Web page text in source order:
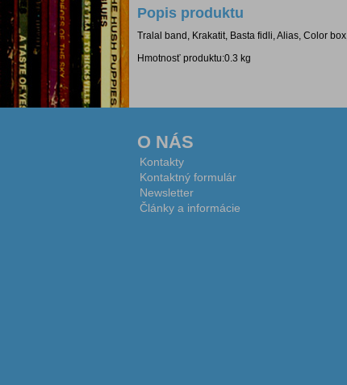
Popis produktu
Tralal band, Krakatit, Basta fidli, Alias, Color
Hmotnosť produktu:0.3 kg
O NÁS
Kontakty
Kontaktný formulár
Newsletter
Články a informácie